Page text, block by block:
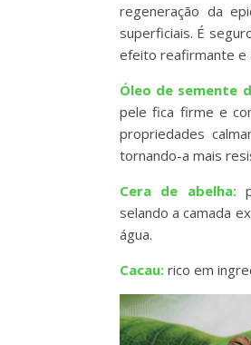
regeneração da
superficiais. É
efeito reafirmante e
Óleo de semente
pele fica firme e
propriedades
tornando-a mais
Cera de abelha:
selando a camada
água.
Cacau: rico em